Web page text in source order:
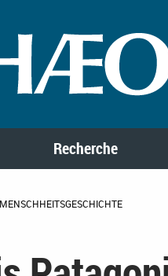
Recherche